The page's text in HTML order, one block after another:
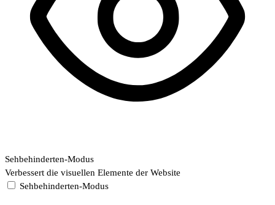
Sehbehinderten-Modus
Verbessert die visuellen Elemente der Website
Sehbehinderten-Modus